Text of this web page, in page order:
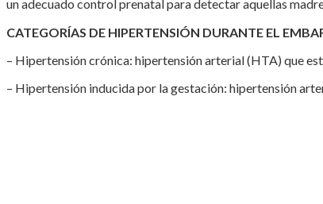
un adecuado control prenatal para detectar aquellas
CATEGORÍAS DE HIPERTENSIÓN DURANTE EL
– Hipertensión crónica: hipertensión arterial (HTA) que
– Hipertensión inducida por la gestación: hipertensión